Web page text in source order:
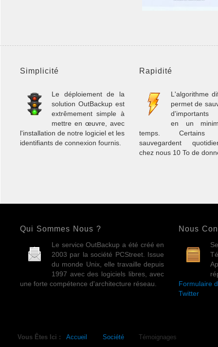
Simplicité
Le déploiement de la
solution OutBackup est
extrêmement simple à
mettre en œuvre, avec
l'installation de notre logiciel et les
identifiants de connexion fournis.
Rapidité
L'algorithme
permet de
d'importants
en un
temps. Certains
sauvegardent
chez nous 10 To de
Qui Sommes Nous ?
Le service OutBackup a été créé en
2003 par la société PCStreet. Issue
du monde Unix, elle travaille depuis
1997 avec des logiciels libres, avec
une forte compétence d'architecture réseau.
Nous
Formulaire
Twitter
Vous Êtes Ici : Accueil Société Témoignages